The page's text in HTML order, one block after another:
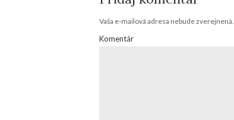
Vaša e-mailová adresa nebude zverejnená.
Komentár